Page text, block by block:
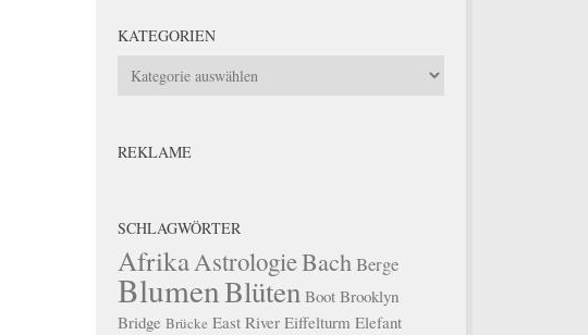
KATEGORIEN
Kategorien
REKLAME
SCHLAGWÖRTER
AfrikaAstrologieBachBerge
BlumenBlüten Boot Brooklyn
Bridge Brücke East River Eiffelturm Elefant